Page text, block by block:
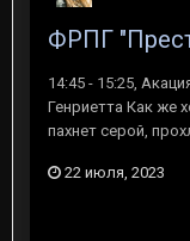
ФРПГ
14:45 - 15:25,
Генриетта Как же
пахнет серой,
22 июля, 2023